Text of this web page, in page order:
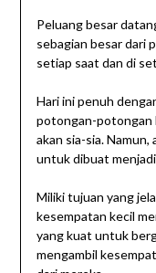
Peluang besar
sebagian besar dari
setiap saat dan di
Hari ini penuh
potongan-potongan
akan sia-sia. Namun,
untuk dibuat
Miliki tujuan yang
kesempatan kecil
yang kuat untuk
mengambil